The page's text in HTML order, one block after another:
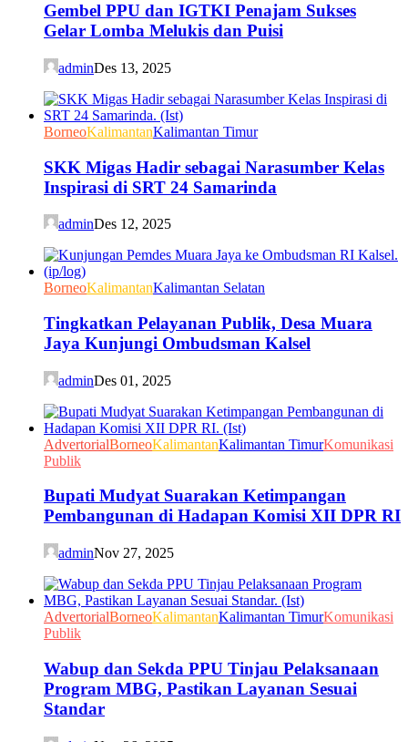
Gembel PPU dan IGTKI Penajam Sukses
Gelar Lomba Melukis dan Puisi
adminDes 13, 2025
BorneoKalimantanKalimantan Timur
SKK Migas Hadir sebagai Narasumber Kelas
Inspirasi di SRT 24 Samarinda
adminDes 12, 2025
BorneoKalimantanKalimantan Selatan
Tingkatkan Pelayanan Publik, Desa Muara
Jaya Kunjungi Ombudsman Kalsel
adminDes 01, 2025
AdvertorialBorneoKalimantanKalimantan TimurKomunikasi
Publik
Bupati Mudyat Suarakan Ketimpangan
Pembangunan di Hadapan Komisi XII DPR RI
adminNov 27, 2025
AdvertorialBorneoKalimantanKalimantan TimurKomunikasi
Publik
Wabup dan Sekda PPU Tinjau Pelaksanaan
Program MBG, Pastikan Layanan Sesuai
Standar